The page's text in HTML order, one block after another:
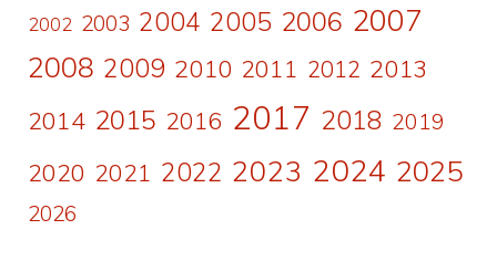
2002 2003 2004 2005 2006 2007
2008 2009 2010 2011 2012 2013
2014 2015 2016 2017 2018 2019
2020 2021 2022 2023 2024 2025
2026